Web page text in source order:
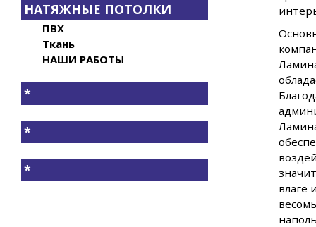
НАТЯЖНЫЕ ПОТОЛКИ
ПВХ
Ткань
НАШИ РАБОТЫ
*
*
*
влаге